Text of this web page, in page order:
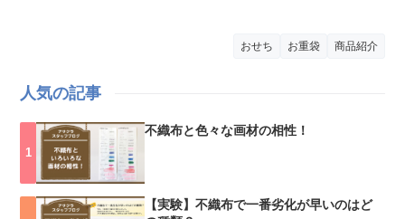
おせち お重袋 商品紹介
人気の記事
不織布と色々な画材の相性！
【実験】不織布で一番劣化が早いのはど